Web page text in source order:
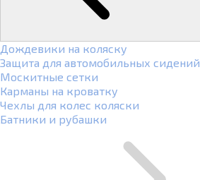
Дождевики на коляску
Защита для автомобильных сидений
Москитные сетки
Карманы на кроватку
Чехлы для колес коляски
Батники и рубашки